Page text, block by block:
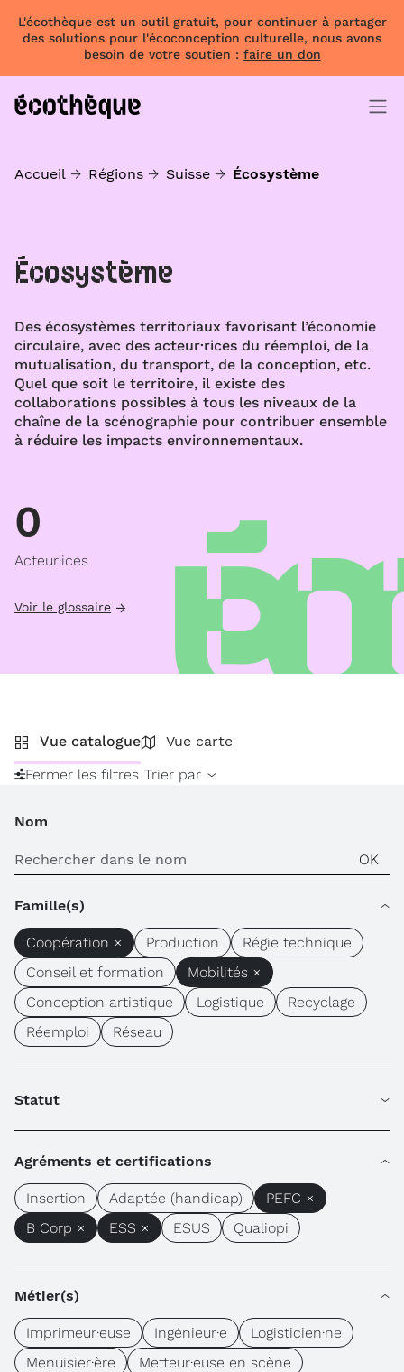
L'écothèque est un outil gratuit, pour continuer à partager
des solutions pour l'écoconception culturelle, nous avons
besoin de votre soutien : faire un don
Accueil Régions Suisse Écosystème
Écosystème
Des écosystèmes territoriaux favorisant l’économie
circulaire, avec des acteur·rices du réemploi, de la
mutualisation, du transport, de la conception, etc.
Quel que soit le territoire, il existe des
collaborations possibles à tous les niveaux de la
chaîne de la scénographie pour contribuer ensemble
à réduire les impacts environnementaux.
0
Acteur·ices
Voir le glossaire
Vue catalogue
Vue carte
Fermer les filtres Trier par
Nom
Famille(s)
Coopération × Production
Régie technique
Conseil et formation
Mobilités ×
Conception artistique
Logistique
Recyclage
Réemploi
Réseau
Statut
Agréments et certifications
Insertion Adaptée (handicap)
PEFC ×
B Corp ×
ESS × ESUS Qualiopi
Métier(s)
Imprimeur·euse Ingénieur·e
Logisticien·ne
Menuisier·ère
Metteur·euse en scène